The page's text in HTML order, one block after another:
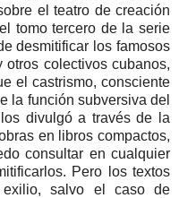
el teatro de creación
tomo tercero de la serie
desmitificar los famosos
otros colectivos cubanos,
el castrismo, consciente
la función subversiva del
divulgó a través de la
en libros compactos,
consultar en cualquier
Pero los textos
salvo el caso de